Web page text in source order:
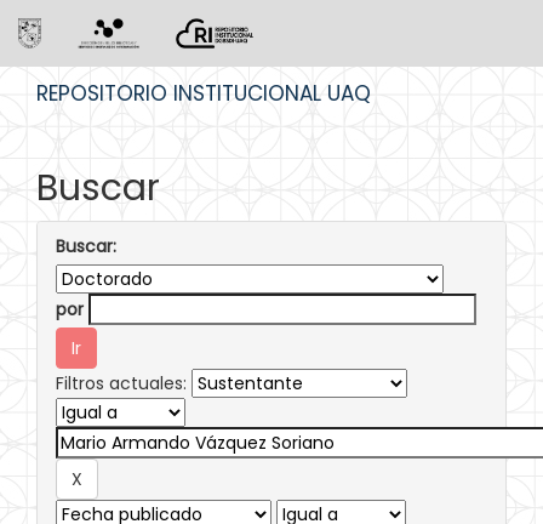
REPOSITORIO INSTITUCIONAL UAQ
Buscar
Buscar:
por
Filtros actuales: